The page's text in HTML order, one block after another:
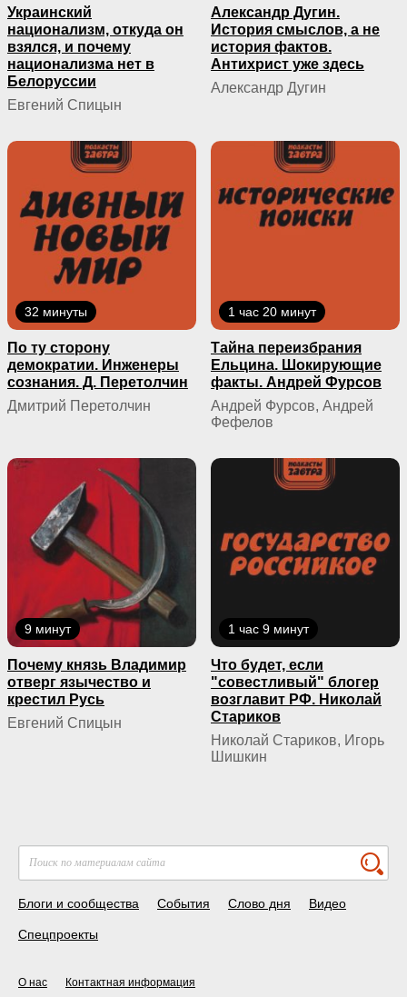
Украинский
национализм, откуда он
взялся, и почему
национализма нет в
Белоруссии
Евгений Спицын
Александр Дугин.
История смыслов, а не
история фактов.
Антихрист уже здесь
Александр Дугин
32 минуты
По ту сторону
демократии. Инженеры
сознания. Д. Перетолчин
Дмитрий Перетолчин
1 час 20 минут
Тайна переизбрания
Ельцина. Шокирующие
факты. Андрей Фурсов
Андрей Фурсов, Андрей
Фефелов
9 минут
Почему князь Владимир
отверг язычество и
крестил Русь
Евгений Спицын
1 час 9 минут
Что будет, если
"совестливый" блогер
возглавит РФ. Николай
Стариков
Николай Стариков, Игорь
Шишкин
Блоги и сообщества События Слово дня Видео
Спецпроекты
О нас Контактная информация